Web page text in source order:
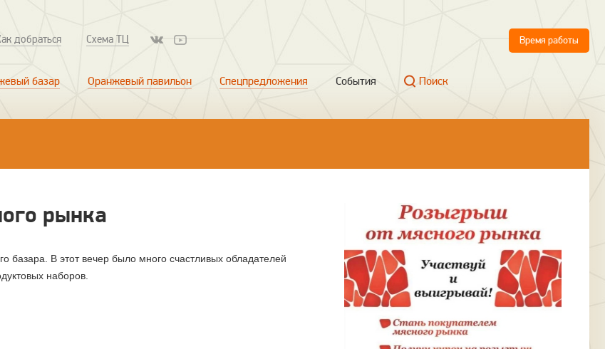
добраться Схема ТЦ Время работы
базар Оранжевый павильон Спецпредложения События Поиск
рынка
В этот вечер было много счастливых обладателей
наборов.